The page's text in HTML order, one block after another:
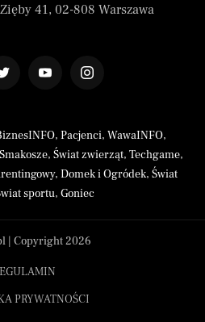
41, 02-808 Warszawa
, Pacjenci, WawaINFO,
Smakosze, Świat zwierząt, Techgame,
, Domek i Ogródek, Świat
sportu, Goniec
| Copyright 2026
PRYWATNOŚCI